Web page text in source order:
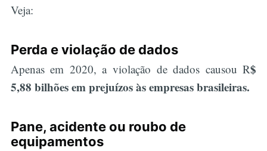
Veja:
Perda e violação de dados
Apenas em 2020, a violação de dados causou R$
5,88 bilhões em prejuízos às empresas brasileiras.
Pane, acidente ou roubo de
equipamentos